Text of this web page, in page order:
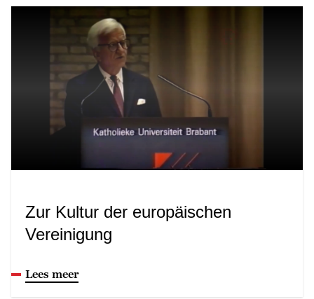
Zur Kultur der europäischen
Vereinigung
Lees meer